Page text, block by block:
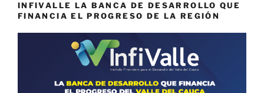
INFIVALLE LA BANCA DE DESARROLLO QUE
FINANCIA EL PROGRESO DE LA REGIÓN